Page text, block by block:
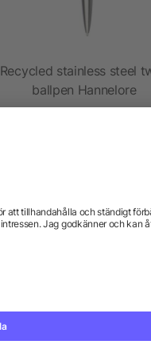
Recycled stainless steel
ballpen Hannelore
att skapa dem?